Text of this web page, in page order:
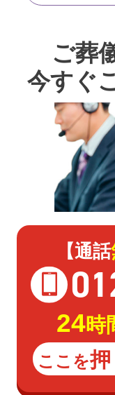
ご葬
今すぐ
【通話
24時
ここを